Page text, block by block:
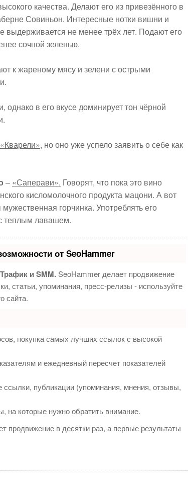
качества. Делают его из привезённого в
Совиньон. Интересные нотки вишни и
выдерживается не менее трёх лет. Подают его
сочной зеленью.
к жареному мясу и зелени с острыми
в его вкусе доминирует тон чёрной
«Кварели», но оно уже успело заявить о себе как
– «Саперави». Говорят, что пока это вино
кисломолочного продукта мацони. А вот
горчинка. Употреблять его
теплым лавашем.
от SeoHammer
и SMM.SeoHammer делает продвижение
статьи, упоминания, пресс-релизы - используйте
сайта.
покупка самых лучших ссылок с высокой
и ежедневный пересчет показателей
публикации (упоминания, мнения, отзывы,
на которые нужно обратить внимание.
продвижение в десятки раз, а первые результаты